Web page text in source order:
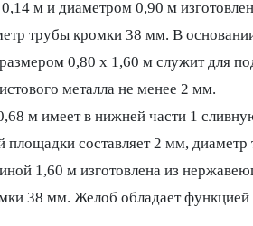
м и диаметром 0,90 м
трубы кромки 38 мм. В
0,80 х 1,60 м служит для
металла не менее 2 мм.
м имеет в нижней части 1
площадки составляет 2 мм,
1,60 м изготовлена из
38 мм. Желоб обладает